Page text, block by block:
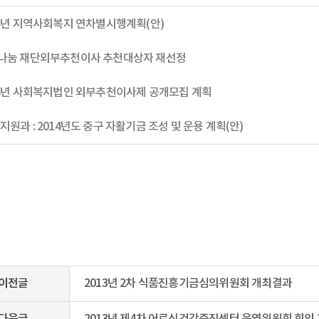
지역사회복지 연차별시행계획(안)
눔 재단외부추천이사 추천대상자 재선정
사회복지법인 외부추천이사제 공개모집 계획
원과 : 2014년도 중구 자활기금 조성 및 운용 계획(안)
전글 2013년 2차 식품진흥기금심의위원회 개최결과